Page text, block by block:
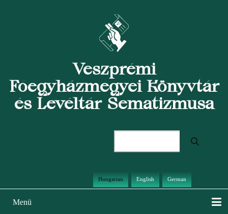
Veszprémi
Főegyházmegyei Könyvtár
és Levéltár Sematizmusa
Hungarian English German
Main
Menü